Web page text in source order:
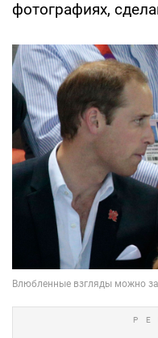
фотографиях,